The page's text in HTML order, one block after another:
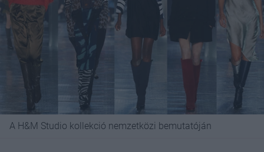
A H&M Studio kollekció nemzetközi bemutatóján